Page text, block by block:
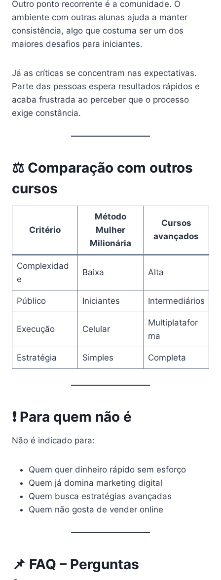
Outro ponto recorrente é a comunidade. O
ambiente com outras alunas ajuda a manter
consistência, algo que costuma ser um dos
maiores desafios para iniciantes.
Já as críticas se concentram nas expectativas.
Parte das pessoas espera resultados rápidos e
acaba frustrada ao perceber que o processo
exige constância.
⚖️ Comparação com outros
cursos
Critério
Método
Mulher
Milionária
Cursos
avançados
Complexidad
e
Baixa Alta
Público Iniciantes Intermediários
Execução Celular
Multiplatafor
ma
Estratégia Simples Completa
❗ Para quem não é
Não é indicado para:
Quem quer dinheiro rápido sem esforço
Quem já domina marketing digital
Quem busca estratégias avançadas
Quem não gosta de vender online
📌 FAQ – Perguntas